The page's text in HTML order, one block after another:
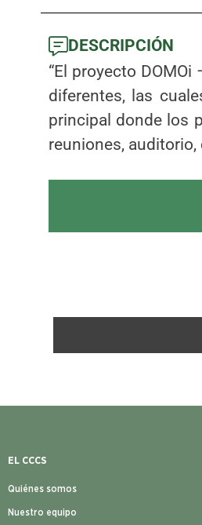
DESCRIPCIÓN
“El proyecto
diferentes, las
principal donde los
reuniones,
EL CCCS
Quiénes somos
Nuestro equipo